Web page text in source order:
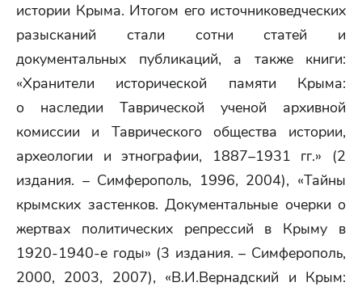
истории Крыма. Итогом его источниковедческих
разысканий стали сотни статей и
документальных публикаций, а также книги:
«Хранители исторической памяти Крыма:
о наследии Таврической ученой архивной
комиссии и Таврического общества истории,
археологии и этнографии, 1887–1931 гг.» (2
издания. – Симферополь, 1996, 2004), «Тайны
крымских застенков. Документальные очерки о
жертвах политических репрессий в Крыму в
1920-1940-е годы» (3 издания. – Симферополь,
2000, 2003, 2007), «В.И.Вернадский и Крым: